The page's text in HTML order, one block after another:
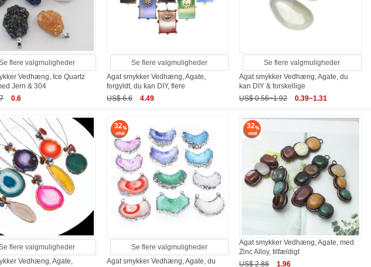
flere valgmuligheder
Vedhæng, Ice Quartz
Jern & 304
0.6
Se flere valgmuligheder
Agat smykker Vedhæng, Agate,
forgyldt, du kan DIY, flere
US$ 6.6
4.49
Se flere valgmuligheder
Agat smykker Vedhæng, Agate, du
kan DIY & forskellige
US$ 0.56~1.92
0.39~1.31
flere valgmuligheder
Vedhæng, Agate,
32
Se flere valgmuligheder
Agat smykker Vedhæng, Agate, du
32
Agat smykker Vedhæng, Agate, med
Zinc Alloy, tilfældigt
US$ 2.88
1.96